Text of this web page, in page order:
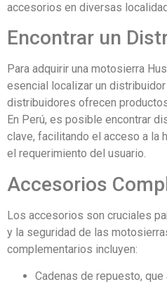
accesorios en diversas
Encontrar un
Para adquirir una motosierra
esencial localizar un
distribuidores ofrecen
En Perú, es posible encontrar
clave, facilitando el acceso a la
el requerimiento del usuario.
Accesorios
Los accesorios son cruciales
y la seguridad de las
complementarios incluyen:
Cadenas de repuesto,